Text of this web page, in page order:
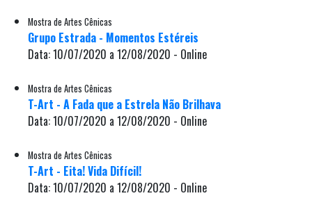
Mostra de Artes Cênicas
Grupo Estrada - Momentos Estéreis
Data: 10/07/2020 a 12/08/2020 - Online
Mostra de Artes Cênicas
T-Art - A Fada que a Estrela Não Brilhava
Data: 10/07/2020 a 12/08/2020 - Online
Mostra de Artes Cênicas
T-Art - Eita! Vida Difícil!
Data: 10/07/2020 a 12/08/2020 - Online